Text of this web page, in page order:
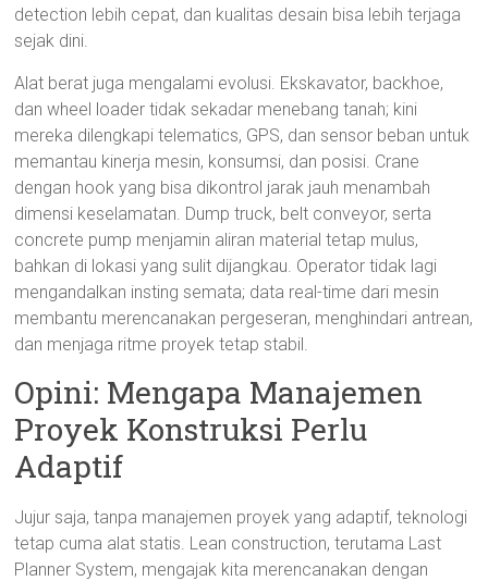
detection lebih cepat, dan kualitas desain bisa lebih terjaga
sejak dini.
Alat berat juga mengalami evolusi. Ekskavator, backhoe,
dan wheel loader tidak sekadar menebang tanah; kini
mereka dilengkapi telematics, GPS, dan sensor beban untuk
memantau kinerja mesin, konsumsi, dan posisi. Crane
dengan hook yang bisa dikontrol jarak jauh menambah
dimensi keselamatan. Dump truck, belt conveyor, serta
concrete pump menjamin aliran material tetap mulus,
bahkan di lokasi yang sulit dijangkau. Operator tidak lagi
mengandalkan insting semata; data real-time dari mesin
membantu merencanakan pergeseran, menghindari antrean,
dan menjaga ritme proyek tetap stabil.
Opini: Mengapa Manajemen
Proyek Konstruksi Perlu
Adaptif
Jujur saja, tanpa manajemen proyek yang adaptif, teknologi
tetap cuma alat statis. Lean construction, terutama Last
Planner System, mengajak kita merencanakan dengan